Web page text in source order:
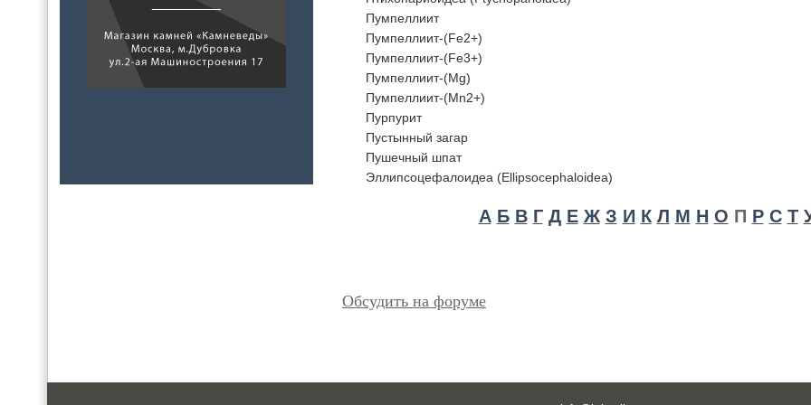
Пумпеллиит
Пумпеллиит-(Fe2+)
Пумпеллиит-(Fe3+)
Пумпеллиит-(Mg)
Пумпеллиит-(Mn2+)
Пурпурит
Пустынный загар
Пушечный шпат
Эллипсоцефалоидеа (Ellipsocephaloidea)
А Б В Г Д Е Ж З И К Л М Н О П Р С Т
Обсудить на форуме